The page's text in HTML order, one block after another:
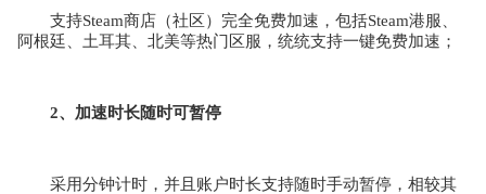
支持Steam商店（社区）完全免费加速，包括Steam港服、
阿根廷、土耳其、北美等热门区服，统统支持一键免费加速；
2、加速时长随时可暂停
采用分钟计时，并且账户时长支持随时手动暂停，相较其